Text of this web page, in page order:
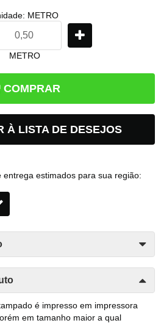
METRO
METRO
COMPRAR
À LISTA DE DESEJOS
estimados para sua região:
é impresso em impressora
em tamanho maior a qual